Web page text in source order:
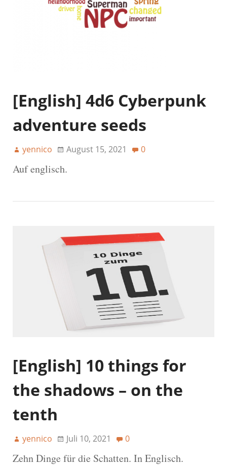
[English] 4d6 Cyberpunk
adventure seeds
yennico August 15, 2021 0
Auf englisch.
[English] 10 things for
the shadows – on the
tenth
yennico Juli 10, 2021 0
Zehn Dinge für die Schatten. In Englisch.